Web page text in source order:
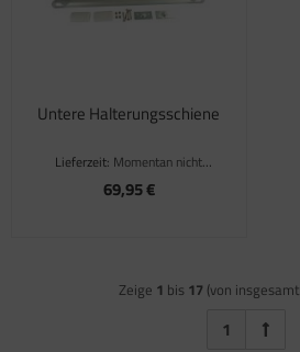
Untere Halterungsschiene
Lieferzeit: Momentan nicht
verfügbar
69,95 €
Zeige 1 bis 17 (von insgesamt
1